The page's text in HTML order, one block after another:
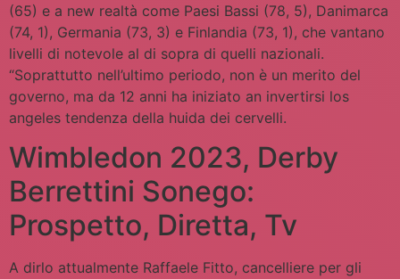
(65) e a new realtà come Paesi Bassi (78, 5), Danimarca
(74, 1), Germania (73, 3) e Finlandia (73, 1), che vantano
livelli di notevole al di sopra di quelli nazionali.
“Soprattutto nell’ultimo periodo, non è un merito del
governo, ma da 12 anni ha iniziato an invertirsi los
angeles tendenza della huida dei cervelli.
Wimbledon 2023, Derby
Berrettini Sonego:
Prospetto, Diretta, Tv
A dirlo attualmente Raffaele Fitto, cancelliere per gli